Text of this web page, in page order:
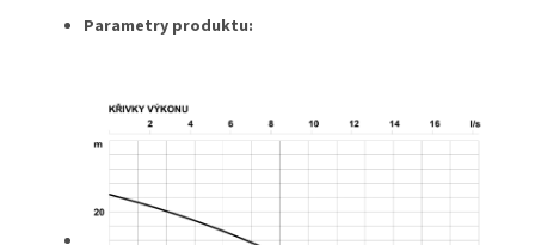
Parametry produktu: